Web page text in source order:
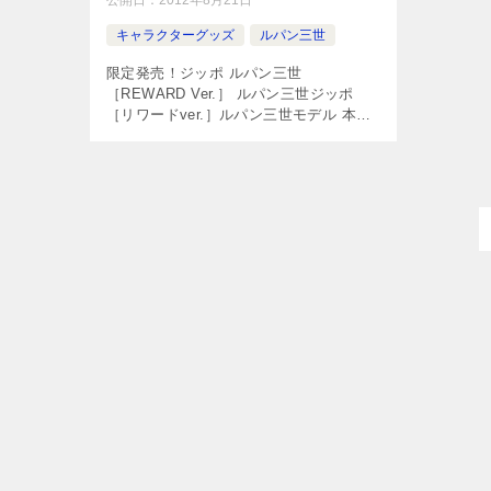
キャラクターグッズ ルパン三世
限定発売！ジッポ ルパン三世
［REWARD Ver.］ ルパン三世ジッポ
［リワードver.］ルパン三世モデル 本製